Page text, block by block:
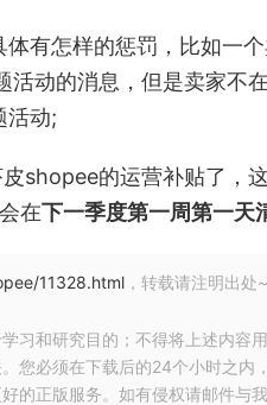
有怎样的惩罚，比如一
动的消息，但是卖家不
活动;
shopee的运营补贴了，
在下一季度第一周第一天
11328.html ，转载请注明出处
习和研究目的；不得将上述内容
您必须在下载后的24个小时之内
的正版服务。如有侵权请邮件与